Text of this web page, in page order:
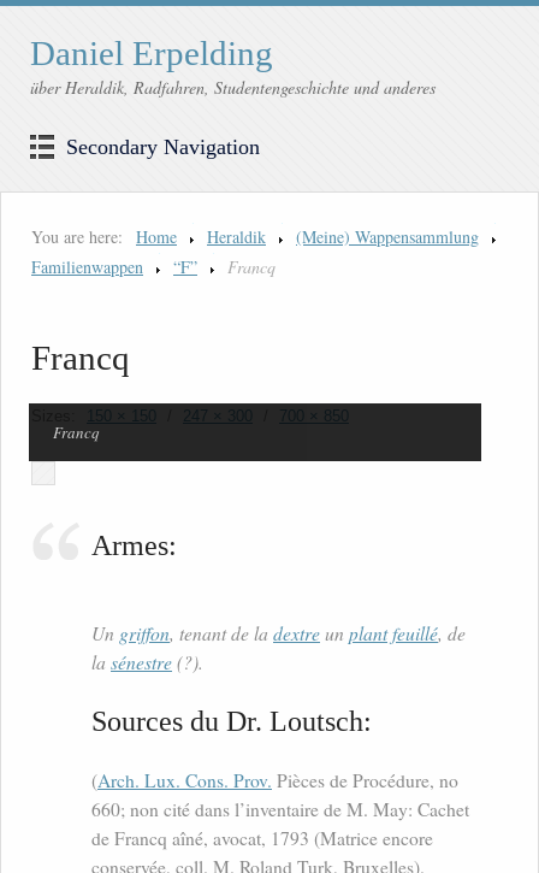
Daniel Erpelding
über Heraldik, Radfahren, Studentengeschichte und anderes
Secondary Navigation
You are here: Home Heraldik
(Meine) Wappensammlung
Familienwappen
“F” Francq
Francq
150 × 150 247 × 300 700 × 850
Francq
Armes:
Un griffon, tenant de la dextreun plantfeuillé, de
la sénestre(?).
Sources du Dr. Loutsch:
(Arch. Lux. Cons. Prov. Pièces de Procédure, no
660; non cité dans l’inventaire de M. May: Cachet
de Francq aîné, avocat, 1793 (Matrice encore
conservée, coll. M. Roland Turk, Bruxelles).